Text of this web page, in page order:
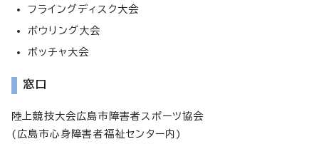
フライングディスク大会
ボウリング大会
ボッチャ大会
窓口
陸上競技大会広島市障害者スポーツ協会
(広島市心身障害者福祉センター内)